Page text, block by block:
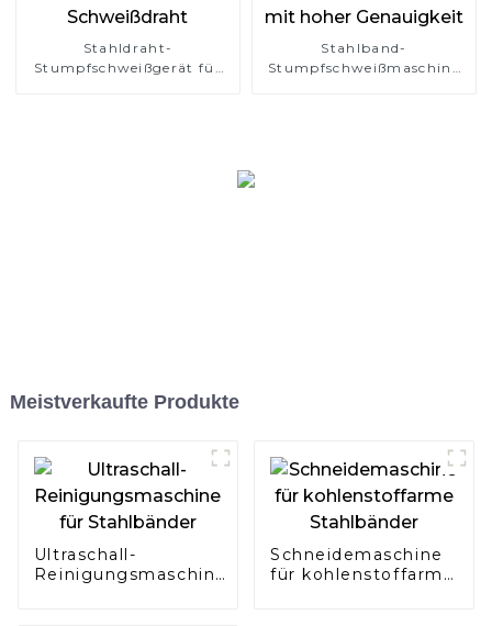
Stahldraht-
Stumpfschweißgerät für
Stahlband-
Stumpfschweißmaschine
Meistverkaufte Produkte
Ultraschall-
Reinigungsmaschine
Schneidemaschine
für kohlenstoffarme